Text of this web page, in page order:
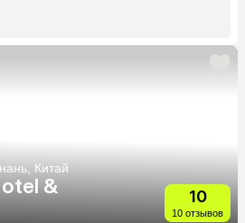
Китай
&
10
10 отзывов